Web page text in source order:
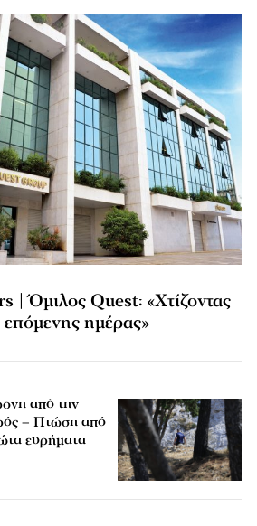
| Όμιλος Quest: «Χτίζοντας
ημέρας»
από την
– Πτώση από
ευρήματα